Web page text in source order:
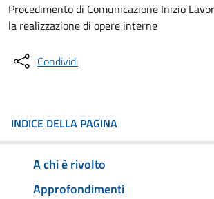
Procedimento di Comunicazione Inizio
la realizzazione di opere interne
Condividi
INDICE DELLA PAGINA
A chi è rivolto
Approfondimenti